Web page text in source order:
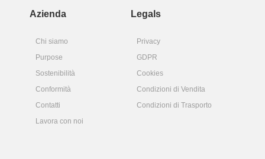
Azienda Legals
Chi siamo
Privacy
Purpose
GDPR
Sostenibilità
Cookies
Conformità
Condizioni di Vendita
Contatti
Condizioni di Trasporto
Lavora con noi